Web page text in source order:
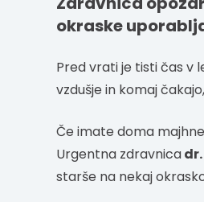
okraske
Pred vrati je tisti čas v
vzdušje in komaj
Če imate doma
Urgentna zdravnica
starše na nekaj